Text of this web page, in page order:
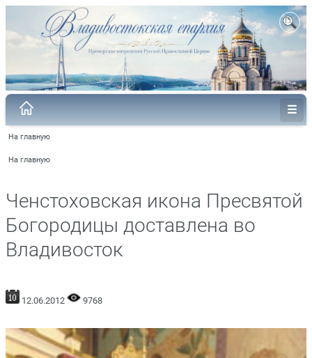
На главную
На главную
Ченстоховская икона Пресвятой
Богородицы доставлена во
Владивосток
12.06.2012 9768